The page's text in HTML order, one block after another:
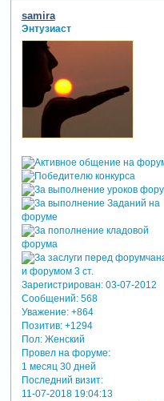
samira
Энтузиаст
Зарегистрирован: 03-07-2012
Сообщений:568
Уважение: +864
Позитив: +1294
Пол:Женский
Провел на форуме:
1 месяц 30 дней
Последний визит:
11-07-2018 19:04:13